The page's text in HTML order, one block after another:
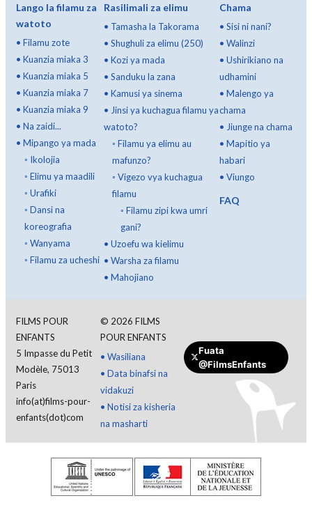
Lango la filamu za
watoto
• Filamu zote
• Kuanzia miaka 3
• Kuanzia miaka 5
• Kuanzia miaka 7
• Kuanzia miaka 9
• Na zaidi...
• Mipango ya mada
◦ Ikolojia
◦ Elimu ya maadili
◦ Urafiki
◦ Dansi na
koreografia
◦ Wanyama
◦ Filamu za ucheshi
Rasilimali za elimu
• Tamasha la Takorama
• Shughuli za elimu (250)
• Kozi ya mada
• Sanduku la zana
• Kamusi ya sinema
• Jinsi ya kuchagua filamu ya
watoto?
◦ Filamu ya elimu au
mafunzo?
◦ Vigezo vya kuchagua
filamu
◦ Filamu zipi kwa umri
gani?
• Uzoefu wa kielimu
• Warsha za filamu
• Mahojiano
Chama
•Sisi ni nani?
•Walinzi
•Ushirikiano na
udhamini
•Malengo ya
chama
• Jiunge na chama
•Mapitio ya
habari
•Viungo
FAQ
FILMS POUR
ENFANTS
5 Impasse du Petit
Modèle, 75013
Paris
info(at)films-pour-
enfants(dot)com
© 2026 FILMS
POUR ENFANTS
• Wasiliana
• Data binafsi na
vidakuzi
• Notisi za kisheria
na masharti
Fuata
@FilmsEnfants